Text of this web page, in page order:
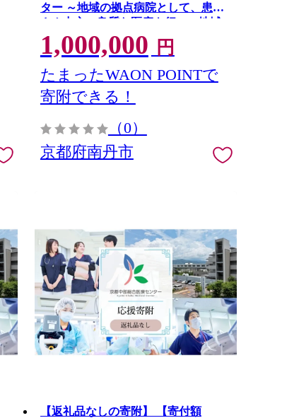
ター ～地域の拠点病院として、患者
さん中心の良質な医療を行い、地域
に愛され信頼される病院を目指す～
1,000,000 円
たまったWAON POINTで
寄附できる！
（0）
京都府南丹市
【返礼品なしの寄附】 【寄付額